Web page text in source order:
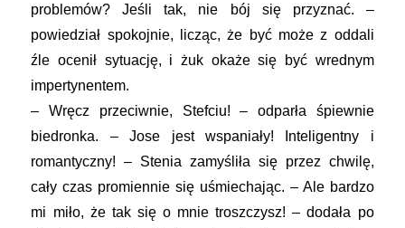
problemów? Jeśli tak, nie bój się przyznać. –
powiedział spokojnie, licząc, że być może z oddali
źle ocenił sytuację, i żuk okaże się być wrednym
impertynentem.
– Wręcz przeciwnie, Stefciu! – odparła śpiewnie
biedronka. – Jose jest wspaniały! Inteligentny i
romantyczny! – Stenia zamyśliła się przez chwilę,
cały czas promiennie się uśmiechając. – Ale bardzo
mi miło, że tak się o mnie troszczysz! – dodała po